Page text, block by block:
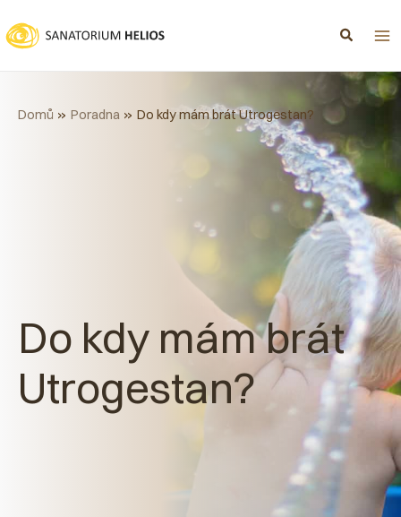
na
obsah
Do kdy mám brát
Utrogestan?
Domů Poradna Do kdy mám brát Utrogestan?